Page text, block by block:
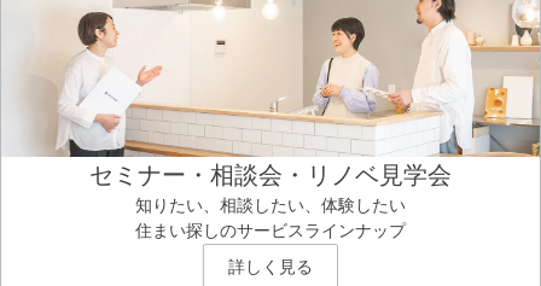
セミナー・相談会・リノベ見学会
知りたい、相談したい、体験したい
住まい探しのサービスラインナップ
詳しく見る